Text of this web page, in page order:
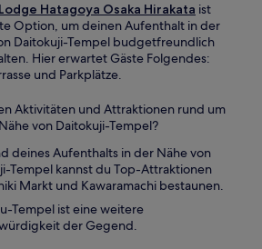
Hatagoya Osaka Hirakata ist
Option, um deinen Aufenthalt in der
Daitokuji-Tempel budgetfreundlich
Hier erwartet Gäste Folgendes:
und Parkplätze.
Aktivitäten und Attraktionen rund um
von Daitokuji-Tempel?
deines Aufenthalts in der Nähe von
Tempel kannst du Top-Attraktionen
Markt und Kawaramachi bestaunen.
Tempel ist eine weitere
der Gegend.